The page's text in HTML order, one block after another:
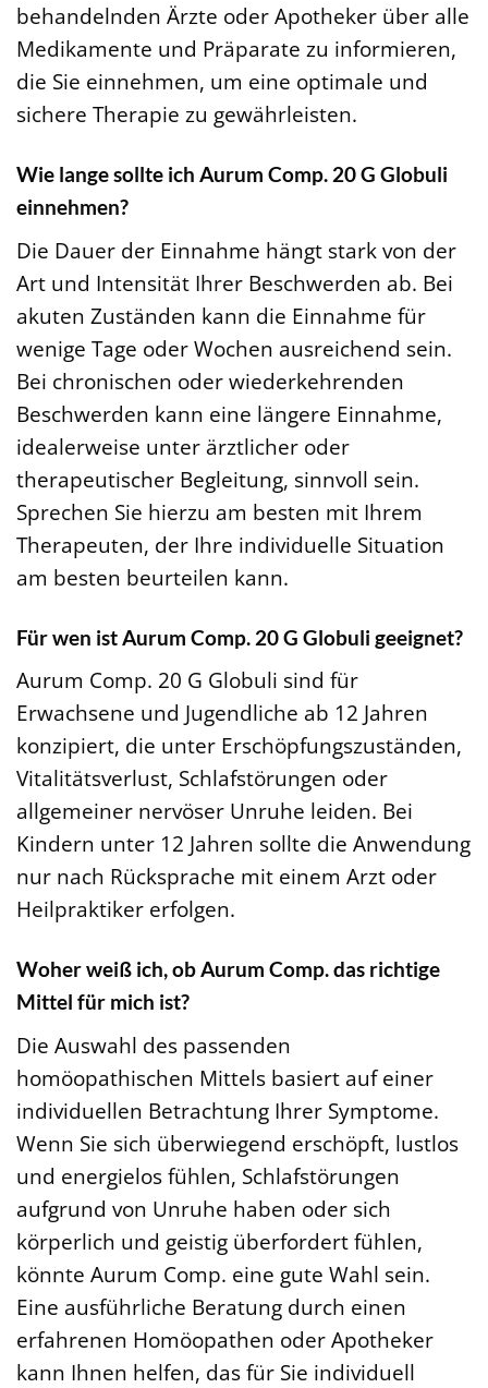
behandelnden Ärzte oder Apotheker über alle
Medikamente und Präparate zu informieren,
die Sie einnehmen, um eine optimale und
sichere Therapie zu gewährleisten.
Wie lange sollte ich Aurum Comp. 20 G Globuli
einnehmen?
Die Dauer der Einnahme hängt stark von der
Art und Intensität Ihrer Beschwerden ab. Bei
akuten Zuständen kann die Einnahme für
wenige Tage oder Wochen ausreichend sein.
Bei chronischen oder wiederkehrenden
Beschwerden kann eine längere Einnahme,
idealerweise unter ärztlicher oder
therapeutischer Begleitung, sinnvoll sein.
Sprechen Sie hierzu am besten mit Ihrem
Therapeuten, der Ihre individuelle Situation
am besten beurteilen kann.
Für wen ist Aurum Comp. 20 G Globuli geeignet?
Aurum Comp. 20 G Globuli sind für
Erwachsene und Jugendliche ab 12 Jahren
konzipiert, die unter Erschöpfungszuständen,
Vitalitätsverlust, Schlafstörungen oder
allgemeiner nervöser Unruhe leiden. Bei
Kindern unter 12 Jahren sollte die Anwendung
nur nach Rücksprache mit einem Arzt oder
Heilpraktiker erfolgen.
Woher weiß ich, ob Aurum Comp. das richtige
Mittel für mich ist?
Die Auswahl des passenden
homöopathischen Mittels basiert auf einer
individuellen Betrachtung Ihrer Symptome.
Wenn Sie sich überwiegend erschöpft, lustlos
und energielos fühlen, Schlafstörungen
aufgrund von Unruhe haben oder sich
körperlich und geistig überfordert fühlen,
könnte Aurum Comp. eine gute Wahl sein.
Eine ausführliche Beratung durch einen
erfahrenen Homöopathen oder Apotheker
kann Ihnen helfen, das für Sie individuell